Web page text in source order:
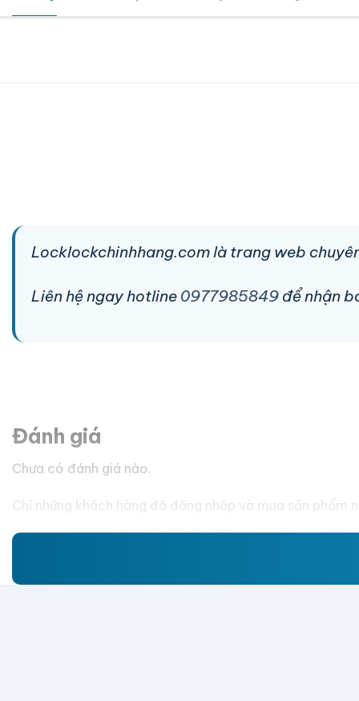
Locklockchinhhang.com là trang web
Liên hệ ngay hotline 0977985849 để nhận
Đánh giá
Chưa có đánh giá nào.
Chỉ những khách hàng đã đăng nhập và mua sản phẩm